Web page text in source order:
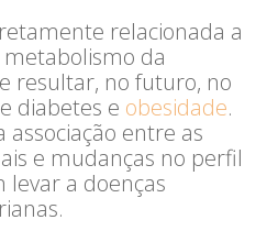
relacionada a
da
resultar, no futuro, no
diabetes e obesidade.
associação entre as
e mudanças no perfil
levar a doenças